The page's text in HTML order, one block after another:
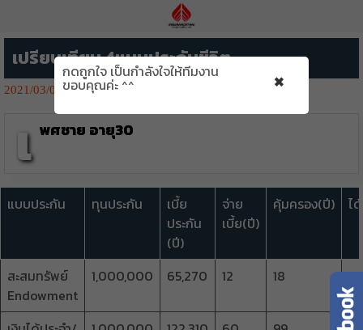
เปรียบเทียบ 4แบบประกันชีวิต
2021/03/011440👁️‍🗨️
เ พศชาย อายุ30
แบบประกัน ทุนประกัน
เบี้ย
ประกัน
(ปี)
จ่าย
เบี้ย(ปี)
คุ้มครอง(ปี) ไ
สะสมทรัพย์
Endowment
1,000,000 65,270 12 18
กดถูกใจ เป็นกำลังใจให้ทีมงาน
ขอบคุณค่ะ ^^ ×